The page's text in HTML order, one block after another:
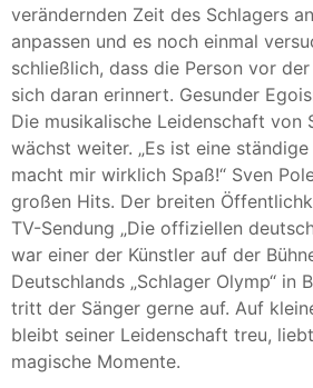
verändernden Zeit des Schlagers
anpassen und es noch einmal
schließlich, dass die Person vor
sich daran erinnert. Gesunder
Die musikalische Leidenschaft von
wächst weiter. „Es ist eine
macht mir wirklich Spaß!“ Sven
großen Hits. Der breiten
TV-Sendung „Die offiziellen
war einer der Künstler auf der
Deutschlands „Schlager Olymp“ in
tritt der Sänger gerne auf. Auf
bleibt seiner Leidenschaft treu,
magische Momente.